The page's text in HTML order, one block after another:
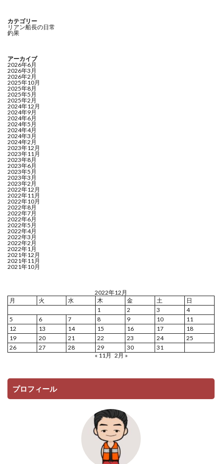
カテゴリー
リアン船長の日常
釣果
アーカイブ
2026年6月
2026年3月
2026年2月
2025年10月
2025年8月
2025年5月
2025年2月
2024年12月
2024年9月
2024年6月
2024年5月
2024年4月
2024年3月
2024年2月
2023年12月
2023年11月
2023年8月
2023年6月
2023年5月
2023年3月
2023年2月
2022年12月
2022年11月
2022年10月
2022年8月
2022年7月
2022年6月
2022年5月
2022年4月
2022年3月
2022年2月
2022年1月
2021年12月
2021年11月
2021年10月
2022年12月
月
火 水 木 金 土
日
1
2 3
4
5
6 7 8 9 10
11
12
13 14 15 16 17
18
19
20 21 22 23 24
25
26
27 28 29 30
31
« 11月 2月 »
プロフィール